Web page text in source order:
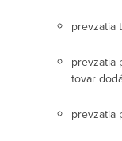
prevzatia
prevzatia
tovar
prevzatia